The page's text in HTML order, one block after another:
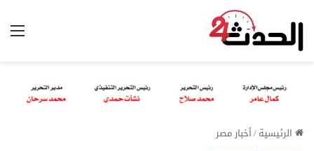
الرئيسية/أخبار مصر